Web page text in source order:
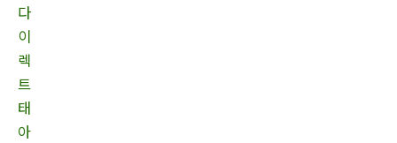
다
이
렉
트
태
아